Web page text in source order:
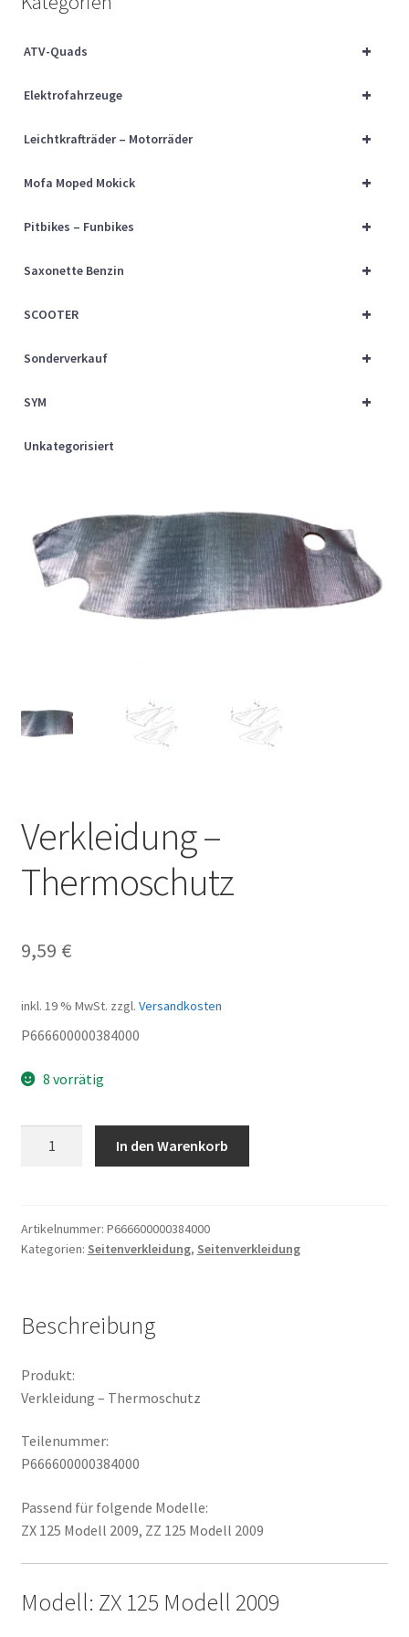
Über uns
+
ATV-Quads
+
Elektrofahrzeuge
+
Leichtkrafträder – Motorräder
+
Mofa Moped Mokick
+
Pitbikes – Funbikes
+
Saxonette Benzin
+
SCOOTER
+
Sonderverkauf
+
SYM
Unkategorisiert
Verkleidung –
Thermoschutz
9,59 €
inkl. 19 % MwSt. zzgl. Versandkosten
P666600000384000
8 vorrätig
In den Warenkorb
Artikelnummer: P666600000384000
Kategorien: Seitenverkleidung, Seitenverkleidung
Beschreibung
Produkt:
Verkleidung – Thermoschutz
Teilenummer:
P666600000384000
Passend für folgende Modelle:
ZX 125 Modell 2009, ZZ 125 Modell 2009
Modell: ZX 125 Modell 2009